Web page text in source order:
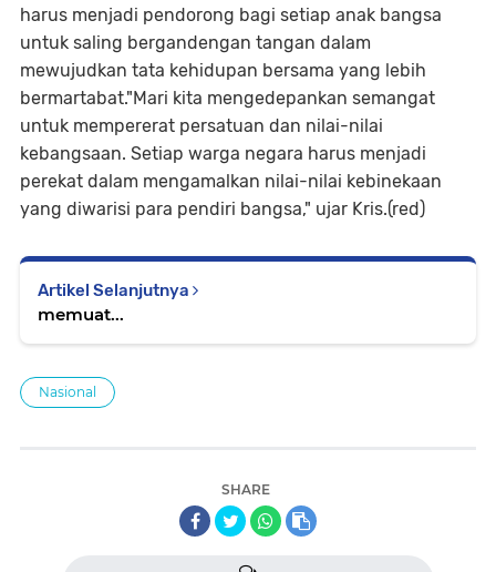
harus menjadi pendorong bagi setiap anak bangsa
untuk saling bergandengan tangan dalam
mewujudkan tata kehidupan bersama yang lebih
bermartabat."Mari kita mengedepankan semangat
untuk mempererat persatuan dan nilai-nilai
kebangsaan. Setiap warga negara harus menjadi
perekat dalam mengamalkan nilai-nilai kebinekaan
yang diwarisi para pendiri bangsa," ujar Kris.(red)
Artikel Selanjutnya
memuat...
Nasional
SHARE